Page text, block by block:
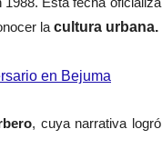
la cultura urbana.
en Bejuma
, cuya narrativa logró